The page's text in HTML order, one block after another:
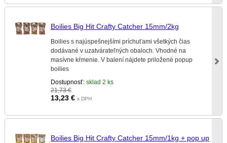
Boilies Big Hit Crafty Catcher 15mm/2kg
Boilies s najúspešnejšími príchuťami všetkých čias
dodávané v uzatvárateľných obaloch. Vhodné na
masívne kŕmenie. V balení nájdete priložené popup
boilies
Dostupnosť: sklad 2 ks
21,73 €
13,23 € s DPH
Boilies Big Hit Crafty Catcher 15mm/1kg + pop up